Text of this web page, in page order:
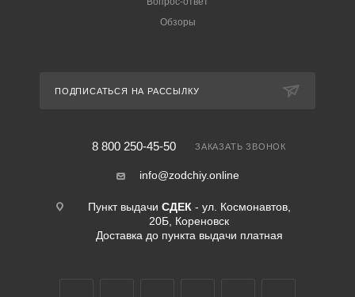
Обзоры
ПОДПИСАТЬСЯ НА РАССЫЛКУ
8 800 250-45-50 ЗАКАЗАТЬ ЗВОНОК
info@zodchiy.online
Пункт выдачи СДЕК - ул. Космонавтов,
20Б, Кореновск
Доставка до пункта выдачи платная